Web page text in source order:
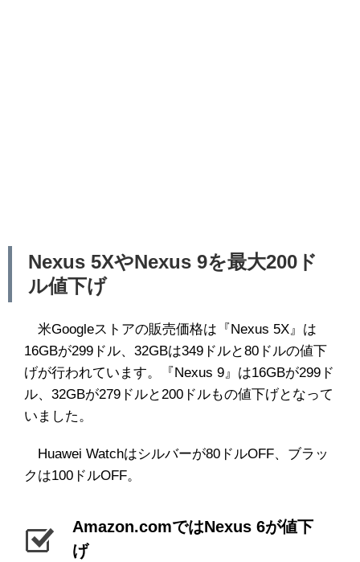
Nexus 5XやNexus 9を最大200ド
ル値下げ
米Googleストアの販売価格は『Nexus 5X』は
16GBが299ドル、32GBは349ドルと80ドルの値下
げが行われています。『Nexus 9』は16GBが299ド
ル、32GBが279ドルと200ドルもの値下げとなって
いました。
Huawei Watchはシルバーが80ドルOFF、ブラッ
クは100ドルOFF。
Amazon.comではNexus 6が値下
げ